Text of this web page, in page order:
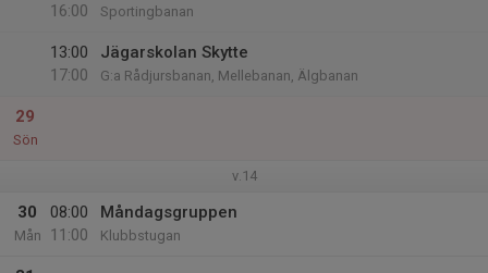
16:00
Sportingbanan
13:00
17:00
Jägarskolan Skytte
G:a Rådjursbanan, Mellebanan, Älgbanan
29
Sön
v.14
30
Mån
08:00
11:00
Måndagsgruppen
Klubbstugan